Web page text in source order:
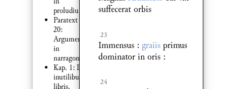
proludium
Paratext
20:
Argumentum
in
narragoniam
Kap. 1: De
inutilibus
libris.
suffecerat orbis
23
Immensus : graiisprimus
dominator in oris :
24